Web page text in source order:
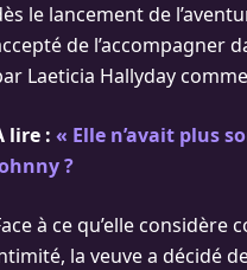
le lancement de
de l’accompagner
Laeticia Hallyday
lire : « Elle n’avait plus
?
à ce qu’elle
la veuve a décidé